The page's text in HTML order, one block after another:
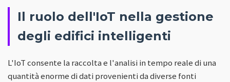
Il ruolo dell'IoT nella gestione
degli edifici intelligenti
L'IoT consente la raccolta e l'analisi in tempo reale di una
quantità enorme di dati provenienti da diverse fonti